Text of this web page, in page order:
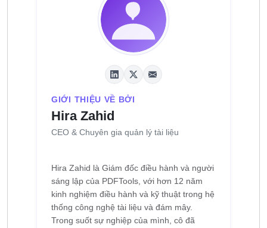
GIỚI THIỆU VỀ BỞI
Hira Zahid
CEO & Chuyên gia quản lý tài liệu
Hira Zahid là Giám đốc điều hành và người
sáng lập của PDFTools, với hơn 12 năm
kinh nghiệm điều hành và kỹ thuật trong hệ
thống công nghệ tài liệu và đám mây.
Trong suốt sự nghiệp của mình, cô đã